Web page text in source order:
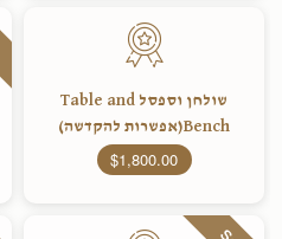
שולחן וספסל Table and
Bench(אפשרות להקדשה)
$1,800.00